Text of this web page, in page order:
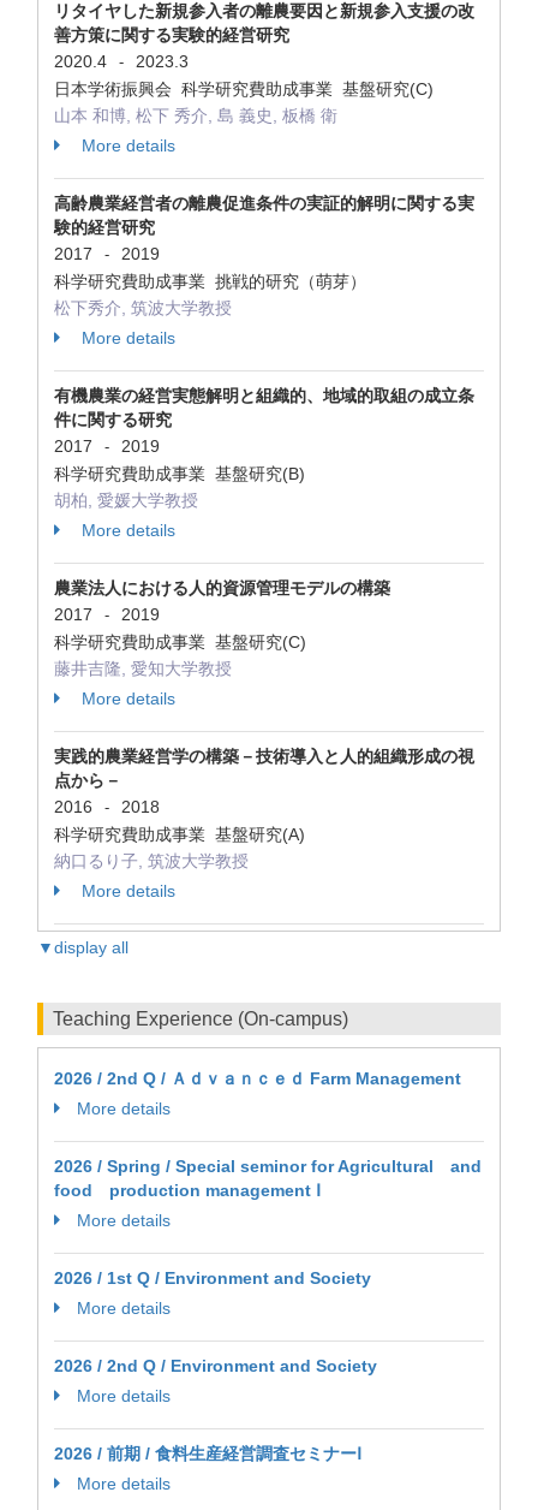
リタイヤした新規参入者の離農要因と新規参入支援の改
善方策に関する実験的経営研究
2020.4
-
2023.3
日本学術振興会 科学研究費助成事業 基盤研究(C)
山本 和博, 松下 秀介, 島 義史, 板橋 衛
More details
高齢農業経営者の離農促進条件の実証的解明に関する実
験的経営研究
2017
-
2019
科学研究費助成事業 挑戦的研究（萌芽）
松下秀介, 筑波大学教授
More details
有機農業の経営実態解明と組織的、地域的取組の成立条
件に関する研究
2017
-
2019
科学研究費助成事業 基盤研究(B)
胡柏, 愛媛大学教授
More details
農業法人における人的資源管理モデルの構築
2017
-
2019
科学研究費助成事業 基盤研究(C)
藤井吉隆, 愛知大学教授
More details
実践的農業経営学の構築－技術導入と人的組織形成の視
点から－
2016
-
2018
科学研究費助成事業 基盤研究(A)
納口るり子, 筑波大学教授
More details
▼display all
Teaching Experience (On-campus)
2026 / 2nd Q / Ａｄｖａｎｃｅｄ Farm Management
More details
2026 / Spring / Special seminor for Agricultural and
food production management Ⅰ
More details
2026 / 1st Q / Environment and Society
More details
2026 / 2nd Q / Environment and Society
More details
2026 / 前期 / 食料生産経営調査セミナーⅠ
More details